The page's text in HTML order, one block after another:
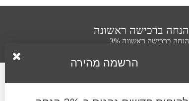
הנחה ברכישה ראשונה
הנחה ברכישה ראשונה 3%
הרשמה מהירה